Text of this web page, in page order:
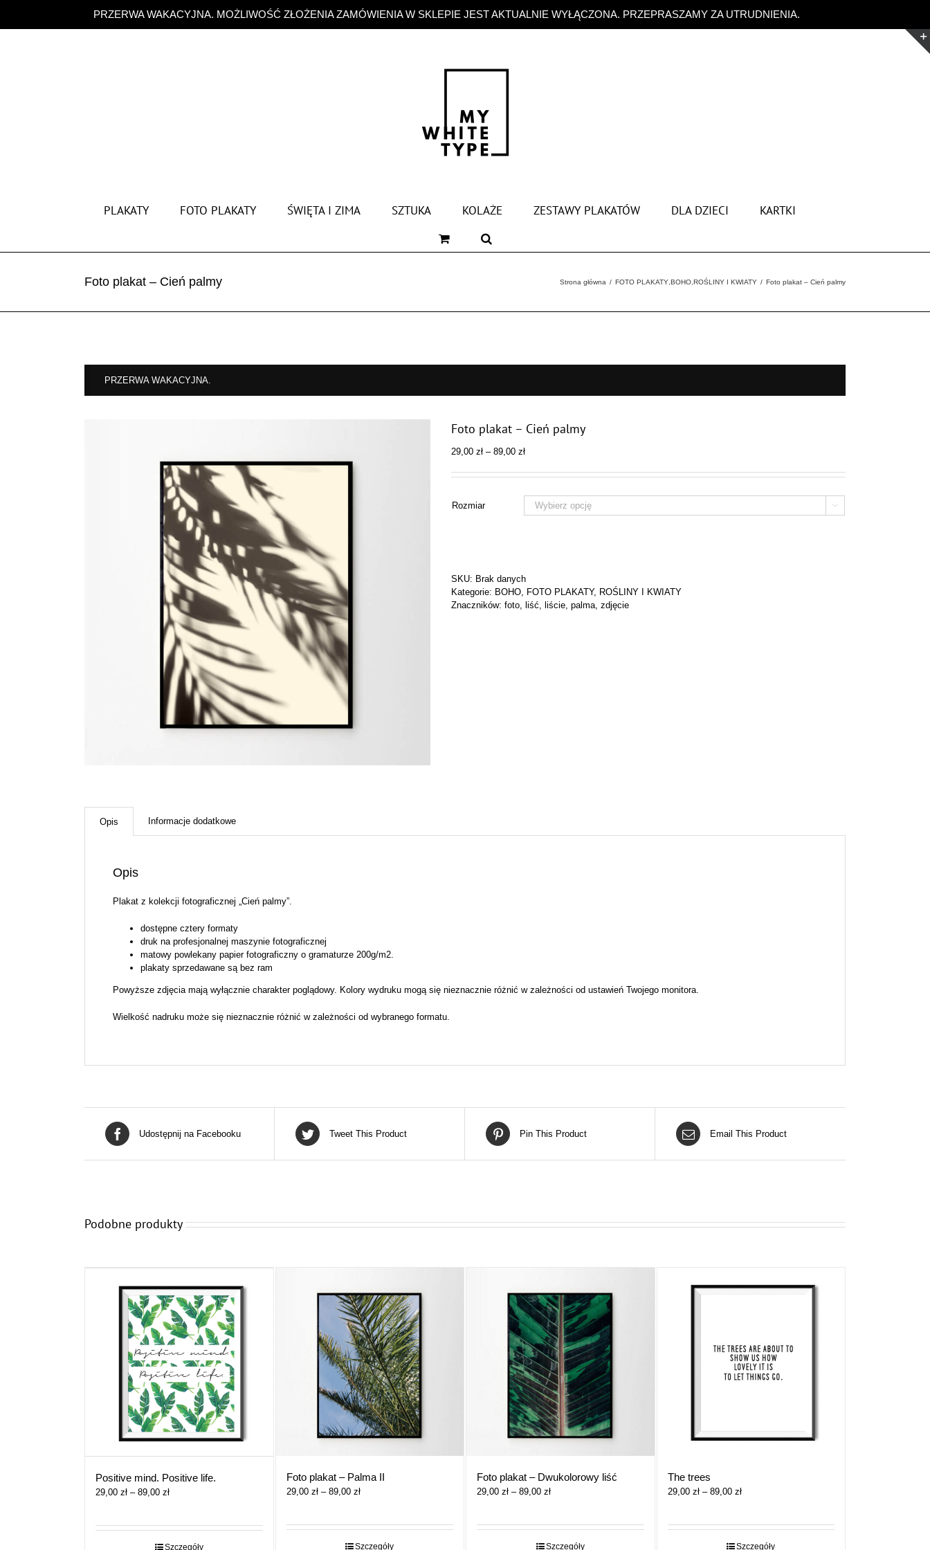
PRZERWA WAKACYJNA. MOŻLIWOŚĆ ZŁOŻENIA ZAMÓWIENIA W SKLEPIE JEST AKTUALNIE WYŁĄCZONA. PRZEPRASZAMY ZA UTRUDNIENIA.
zawartości
PLAKATY FOTO PLAKATY ŚWIĘTA I ZIMA SZTUKA KOLAŻE ZESTAWY PLAKATÓW DLA DZIECI KARTKI
Foto plakat – Cień palmy Strona główna FOTO PLAKATY BOHO ROŚLINY I KWIATY Foto plakat – Cień palmy
PRZERWA WAKACYJNA.
Foto plakat – Cień palmy
29,00 zł – 89,00 złZakres
od
89,00 zł
Rozmiar 
SKU: Brak danych
Kategorie: BOHO, FOTO PLAKATY, ROŚLINY I KWIATY
Znaczników: foto, liść, liście, palma, zdjęcie
Opis Informacje dodatkowe
Opis
Plakat z kolekcji fotograficznej „Cień palmy”.
dostępne cztery formaty
druk na profesjonalnej maszynie fotograficznej
matowy powlekany papier fotograficzny o gramaturze 200g/m2.
plakaty sprzedawane są bez ram
Powyższe zdjęcia mają wyłącznie charakter poglądowy. Kolory wydruku mogą się nieznacznie różnić w zależności od ustawień Twojego monitora.
Wielkość nadruku może się nieznacznie różnić w zależności od wybranego formatu.
Udostępnij na Facebooku Tweet This Product Pin This Product Email This Product
Podobne produkty
Positive mind. Positive life.
29,00 zł – 89,00 złZakres
29,00 zł
do
Szczegóły
Foto plakat – Palma II
29,00 zł – 89,00 złZakres
29,00 zł
do
Szczegóły
Foto plakat – Dwukolorowy liść
29,00 zł – 89,00 złZakres
29,00 zł
do
Szczegóły
The trees
29,00 zł – 89,00 złZakres
29,00 zł
do
Szczegóły